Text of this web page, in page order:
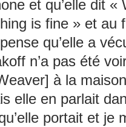
et qu’elle dit «
is fine» et au
qu’elle a
n’a pas été
à la
elle en parlait
portait et je